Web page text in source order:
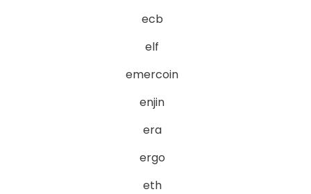
ecb
elf
emercoin
enjin
era
ergo
eth